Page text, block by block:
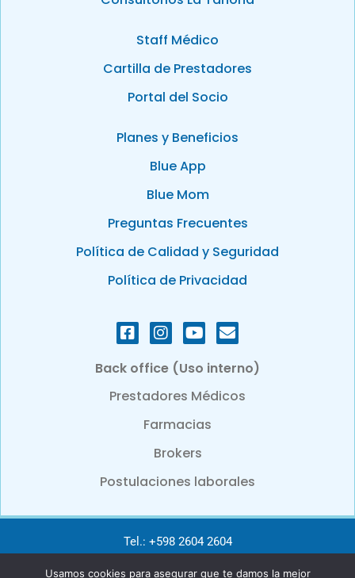
Staff Médico
Cartilla de Prestadores
Portal del Socio
Planes y Beneficios
Blue App
Blue Mom
Preguntas Frecuentes
Política de Calidad y Seguridad
Política de Privacidad
Back office (Uso interno)
Prestadores Médicos
Farmacias
Brokers
Postulaciones laborales
Tel.: +598 2604 2604
Usamos cookies para asegurar que te damos la mejor